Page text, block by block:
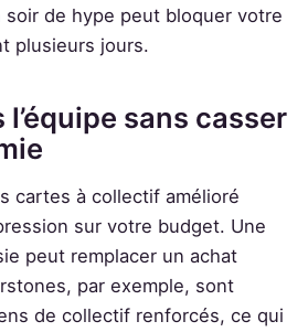
de hype peut bloquer votre
plusieurs jours.
sans casser
cartes à collectif amélioré
sur votre budget. Une
peut remplacer un achat
par exemple, sont
de collectif renforcés, ce qui